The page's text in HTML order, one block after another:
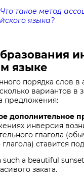
Что такое метод
языка?
языке
порядка слов в
вариантов в
предложения:
дополнительное
инверсия
глагола
ставится
such a beautiful
заката.